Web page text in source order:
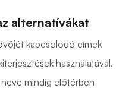
alternatívákat
kapcsolódó címek
használatával,
mindig előtérben